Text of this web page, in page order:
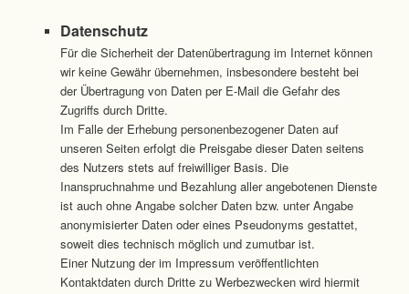
Datenschutz
Für die Sicherheit der Datenübertragung im Internet können
wir keine Gewähr übernehmen, insbesondere besteht bei
der Übertragung von Daten per E-Mail die Gefahr des
Zugriffs durch Dritte.
Im Falle der Erhebung personenbezogener Daten auf
unseren Seiten erfolgt die Preisgabe dieser Daten seitens
des Nutzers stets auf freiwilliger Basis. Die
Inanspruchnahme und Bezahlung aller angebotenen Dienste
ist auch ohne Angabe solcher Daten bzw. unter Angabe
anonymisierter Daten oder eines Pseudonyms gestattet,
soweit dies technisch möglich und zumutbar ist.
Einer Nutzung der im Impressum veröffentlichten
Kontaktdaten durch Dritte zu Werbezwecken wird hiermit